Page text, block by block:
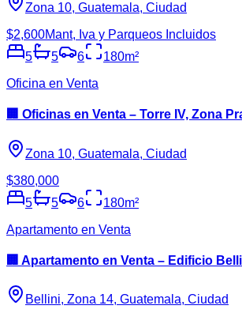
Zona 10, Guatemala, Ciudad
$2,600Mant, Iva y Parqueos Incluidos
5
5 6 180m²
Oficina en Venta
🏢 Oficinas en Venta – Torre IV, Zona
Zona 10, Guatemala, Ciudad
$380,000
5
5 6 180m²
Apartamento en Venta
🏢 Apartamento en Venta – Edificio
Bellini, Zona 14, Guatemala, Ciudad